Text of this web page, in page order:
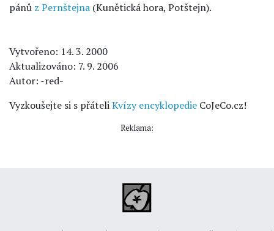
pánů z Pernštejna (Kunětická hora, Potštejn).
Vytvořeno: 14. 3. 2000
Aktualizováno: 7. 9. 2006
Autor: -red-
Vyzkoušejte si s přáteliKvízy encyklopedie CoJeCo.cz!
Reklama: